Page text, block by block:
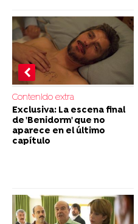
Contenido extra
Exclusiva: La escena final
de 'Benidorm' que no
aparece en el último
capítulo